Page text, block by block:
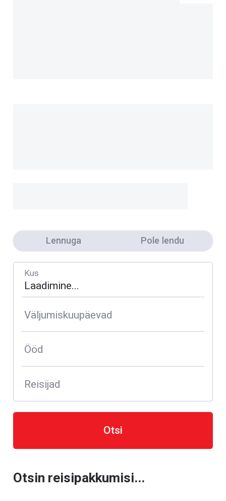
Lennuga Pole lendu
Kus
Väljumiskuupäevad
Ööd
Reisijad
Otsi
Otsin reisipakkumisi...